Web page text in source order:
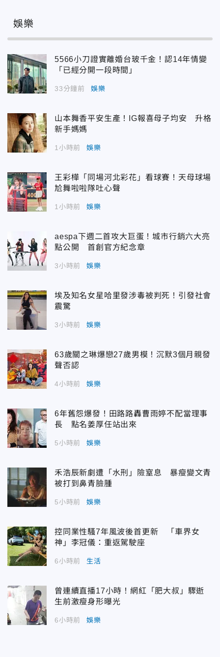
娛樂
5566小刀證實離婚台玻千金！認14年情變
「已經分開一段時間」
33分鐘前 娛樂
山本舞香平安生產！IG報喜母子均安 升格
新手媽媽
1小時前 娛樂
王彩樺「同場河北彩花」看球賽！天母球場
尬舞啦啦隊吐心聲
1小時前 娛樂
aespa下週二首攻大巨蛋！城市行銷六大亮
點公開 首創官方紀念章
3小時前 娛樂
埃及知名女星哈里發涉毒被判死！引發社會
震驚
3小時前 娛樂
63歲關之琳爆戀27歲男模！沉默3個月親發
聲否認
4小時前 娛樂
6年舊怨爆發！田路路轟曹雨婷不配當理事
長 點名姜厚任站出來
5小時前 娛樂
禾浩辰新劇遭「水刑」險窒息 暴瘦變文青
被打到鼻青臉腫
5小時前 娛樂
控同業性騷7年風波後首更新 「車界女
神」李冠儀：重返駕駛座
6小時前 生活
曾連續直播17小時！網紅「肥大叔」驟逝
生前激瘦身形曝光
6小時前 娛樂